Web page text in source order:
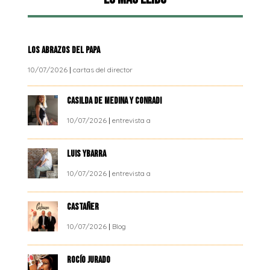
LOS ABRAZOS DEL PAPA
10/07/2026| cartas del director
CASILDA DE MEDINA Y CONRADI
10/07/2026| entrevista a
LUIS YBARRA
10/07/2026| entrevista a
CASTAÑER
10/07/2026| Blog
ROCÍO JURADO